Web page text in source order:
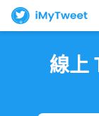
線上